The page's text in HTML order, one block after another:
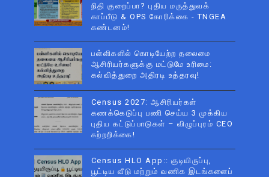
நிதி குறைப்பா? புதிய மருத்துவக்
காப்பீடு & OPS கோரிக்கை - TNGEA
கண்டனம்!
பள்ளிகளில் கொடியேற்ற தலைமை
ஆசிரியர்களுக்கு மட்டுமே உரிமை:
கல்வித்துறை அதிரடி உத்தரவு!
Census 2027: ஆசிரியர்கள்
கணக்கெடுப்பு பணி செய்ய 3 முக்கிய
புதிய கட்டுப்பாடுகள் – விழுப்புரம் CEO
சுற்றறிக்கை!
Census HLO App:: குடியிருப்பு,
பூட்டிய வீடு மற்றும் வணிக இடங்களைப்